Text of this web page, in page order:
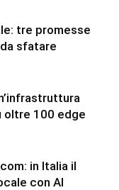
tre promesse
sfatare
oltre 100 edge
in Italia il
con AI